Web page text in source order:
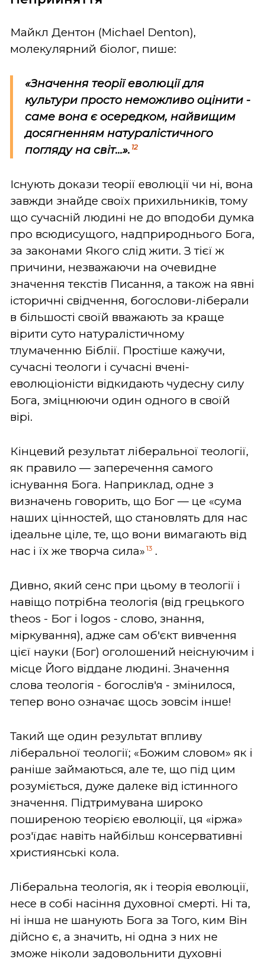
Майкл Дентон (Michael Denton),
молекулярний біолог, пише:
«Значення теорії еволюції для
культури просто неможливо оцінити -
саме вона є осередком, найвищим
досягненням натуралістичного
погляду на світ...». 12
Існують докази теорії еволюції чи ні, вона
завжди знайде своїх прихильників, тому
що сучасній людині не до вподоби думка
про всюдисущого, надприроднього Бога,
за законами Якого слід жити. З тієї ж
причини, незважаючи на очевидне
значення текстів Писання, а також на явні
історичні свідчення, богослови-ліберали
в більшості своїй вважають за краще
вірити суто натуралістичному
тлумаченню Біблії. Простіше кажучи,
сучасні теологи і сучасні вчені-
еволюціоністи відкидають чудесну силу
Бога, зміцнюючи один одного в своїй
вірі.
Кінцевий результат ліберальної теології,
як правило — заперечення самого
існування Бога. Наприклад, одне з
визначень говорить, що Бог — це «сума
наших цінностей, що становлять для нас
ідеальне ціле, те, що вони вимагають від
нас і їх же творча сила» 13 .
Дивно, який сенс при цьому в теології і
навіщо потрібна теологія (від грецького
theos - Бог і logos - слово, знання,
міркування), адже сам об'єкт вивчення
цієї науки (Бог) оголошений неіснуючим і
місце Його віддане людині. Значення
слова теологія - богослів'я - змінилося,
тепер воно означає щось зовсім інше!
Такий ще один результат впливу
ліберальної теології; «Божим словом» як і
раніше займаються, але те, що під цим
розуміється, дуже далеке від істинного
значення. Підтримувана широко
поширеною теорією еволюції, ця «іржа»
роз'їдає навіть найбільш консервативні
християнські кола.
Ліберальна теологія, як і теорія еволюції,
несе в собі насіння духовної смерті. Ні та,
ні інша не шанують Бога за Того, ким Він
дійсно є, а значить, ні одна з них не
зможе ніколи задовольнити духовні